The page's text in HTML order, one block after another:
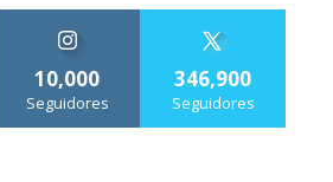
10,000
Seguidores
346,900
Seguidores